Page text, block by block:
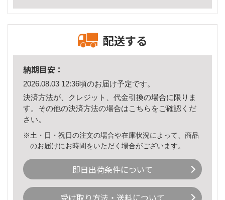
配送する
納期目安：
2026.08.03 12:36頃のお届け予定です。
決済方法が、クレジット、代金引換の場合に限りま
す。その他の決済方法の場合はこちら をご確認くだ
さい。
※土・日・祝日の注文の場合や在庫状況によって、商品
のお届けにお時間をいただく場合がございます。
即日出荷条件について
受け取り方法・送料について